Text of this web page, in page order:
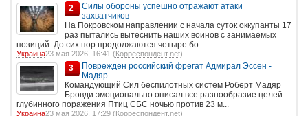
2
Силы обороны успешно отражают атаки
захватчиков
На Покровском направлении с начала суток оккупанты 17
раз пытались вытеснить наших воинов с занимаемых
позиций. До сих пор продолжаются четыре бо...
Украина23 мая 2026, 16:41 (Корреспондент.net)
3
Поврежден российский фрегат Адмирал Эссен -
Мадяр
Командующий Сил беспилотных систем Роберт Мадяр
Бровди эмоционально описал все разнообразие целей
глубинного поражения Птиц СБС ночью против 23 м...
Украина23 мая 2026, 17:29 (Корреспондент.net)